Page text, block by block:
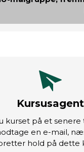
Kursusagent
kurset på et senere
en e-mail,
hold på dette